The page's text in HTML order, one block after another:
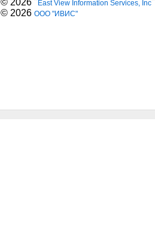
© 2026 " East View Information Services, Inc"
© 2026ООО "ИВИС"